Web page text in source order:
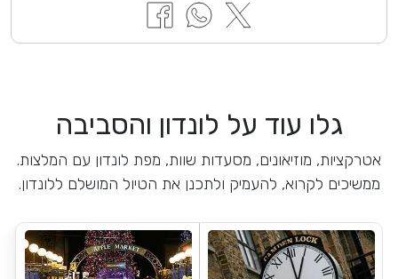
גלו עוד על לונדון והסביבה
אטרקציות, מוזיאונים, מסעדות שוות, מפת לונדון עם המלצות.
ממשיכים לקרוא, להעמיק ולתכנן את הטיול המושלם ללונדון.